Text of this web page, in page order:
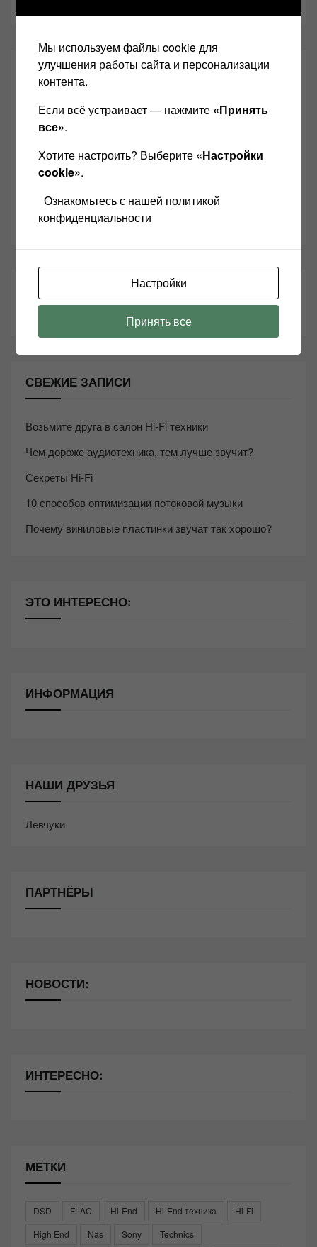
СОЦИАЛЬНЫЕ СЕТИ:
Звукомания сайт оф.группа
Контакт
Youtube
СВЕЖИЕ ЗАПИСИ
Возьмите друга в салон Hi-Fi техники
Чем дороже аудиотехника, тем лучше звучит?
Секреты Hi-Fi
10 способов оптимизации потоковой музыки
Почему виниловые пластинки звучат так хорошо?
ЭТО ИНТЕРЕСНО:
ИНФОРМАЦИЯ
НАШИ ДРУЗЬЯ
Левчуки
ПАРТНЁРЫ
НОВОСТИ:
ИНТЕРЕСНО:
МЕТКИ
DSD FLAC Hi-End Hi-End техника
Hi-Fi
High End
Nas Sony
Technics
Мы используем файлы cookie для
улучшения работы сайта и персонализации
контента.
Если всё устраивает — нажмите «Принять
все».
Хотите настроить? Выберите «Настройки
cookie».
Ознакомьтесь с нашей политикой
конфиденциальности
Настройки
Принять все